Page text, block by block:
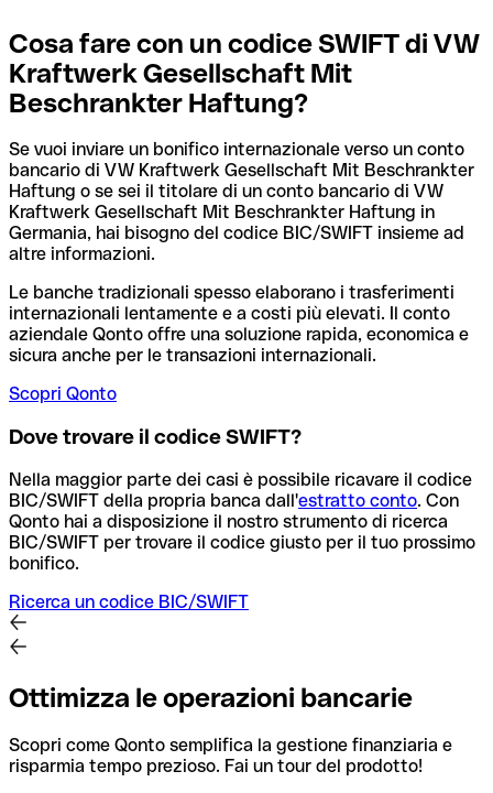
Cosa fare con un codice SWIFT di VW
Kraftwerk Gesellschaft Mit
Beschrankter Haftung?
Se vuoi inviare un bonifico internazionale verso un conto
bancario di VW Kraftwerk Gesellschaft Mit Beschrankter
Haftung o se sei il titolare di un conto bancario di VW
Kraftwerk Gesellschaft Mit Beschrankter Haftung in
Germania, hai bisogno del codice BIC/SWIFT insieme ad
altre informazioni.
Le banche tradizionali spesso elaborano i trasferimenti
internazionali lentamente e a costi più elevati. Il conto
aziendale Qonto offre una soluzione rapida, economica e
sicura anche per le transazioni internazionali.
Scopri Qonto
Dove trovare il codice SWIFT?
Nella maggior parte dei casi è possibile ricavare il codice
BIC/SWIFT della propria banca dall'estratto conto. Con
Qonto hai a disposizione il nostro strumento di ricerca
BIC/SWIFT per trovare il codice giusto per il tuo prossimo
bonifico.
Ricerca un codice BIC/SWIFT
Ottimizza le operazioni bancarie
Scopri come Qonto semplifica la gestione finanziaria e
risparmia tempo prezioso. Fai un tour del prodotto!